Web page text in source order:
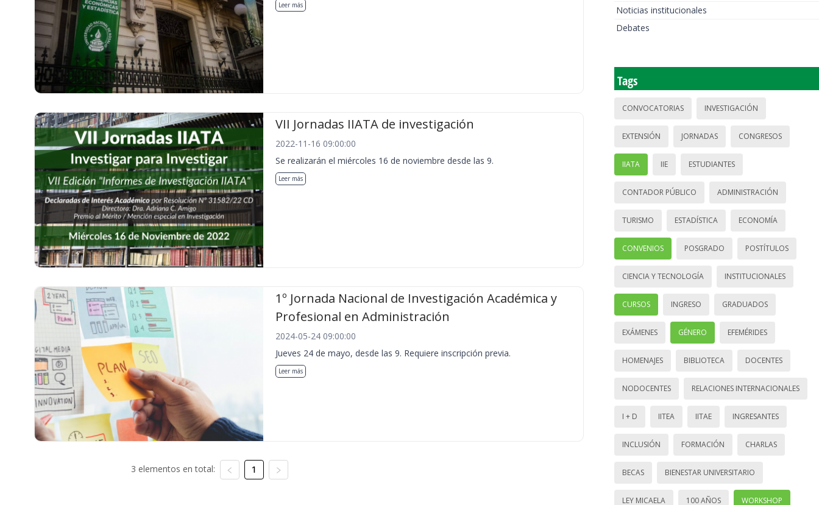
Leer más
VII Jornadas IIATA de investigación
2022-11-16 09:00:00
Se realizarán el miércoles 16 de noviembre desde las 9.
Leer más
1º Jornada Nacional de Investigación Académica y
Profesional en Administración
2024-05-24 09:00:00
Jueves 24 de mayo, desde las 9. Requiere inscripción previa.
Leer más
3 elementos en total: 1
Noticias institucionales
Debates
Tags
CONVOCATORIAS INVESTIGACIÓN
EXTENSIÓN JORNADAS CONGRESOS
IIATA IIE ESTUDIANTES
CONTADOR PÚBLICO ADMINISTRACIÓN
TURISMO ESTADÍSTICA ECONOMÍA
CONVENIOS POSGRADO POSTÍTULOS
CIENCIA Y TECNOLOGÍA INSTITUCIONALES
CURSOS INGRESO GRADUADOS
EXÁMENES GÉNERO EFEMÉRIDES
HOMENAJES BIBLIOTECA DOCENTES
NODOCENTES RELACIONES INTERNACIONALES
I + D IITEA IITAE INGRESANTES
INCLUSIÓN FORMACIÓN CHARLAS
BECAS BIENESTAR UNIVERSITARIO
LEY MICAELA 100 AÑOS WORKSHOP